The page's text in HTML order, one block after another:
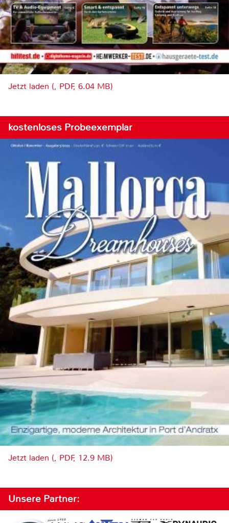
Jetzt laden (, PDF, 6.04 MB)
kostenloses Probeexemplar
Jetzt laden (, PDF, 12.9 MB)
Unsere Partner: